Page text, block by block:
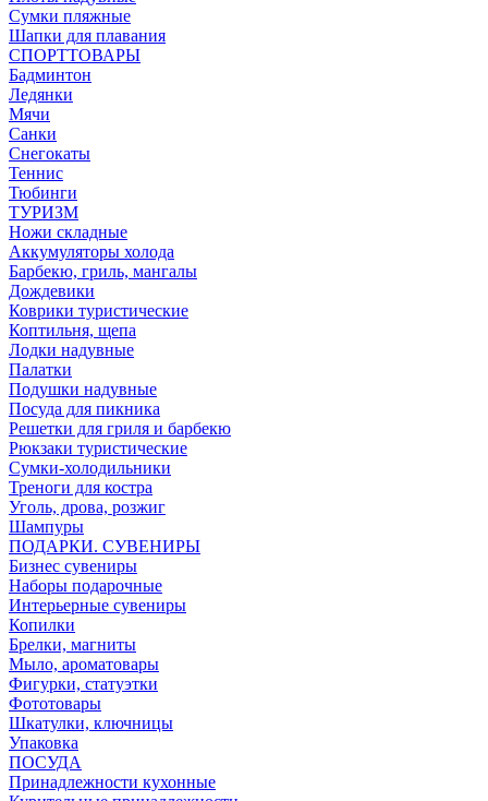
Сумки пляжные
Шапки для плавания
СПОРТТОВАРЫ
Бадминтон
Ледянки
Мячи
Санки
Снегокаты
Теннис
Тюбинги
ТУРИЗМ
Ножи складные
Аккумуляторы холода
Барбекю, гриль, мангалы
Дождевики
Коврики туристические
Коптильня, щепа
Лодки надувные
Палатки
Подушки надувные
Посуда для пикника
Решетки для гриля и барбекю
Рюкзаки туристические
Сумки-холодильники
Треноги для костра
Уголь, дрова, розжиг
Шампуры
ПОДАРКИ. СУВЕНИРЫ
Бизнес сувениры
Наборы подарочные
Интерьерные сувениры
Копилки
Брелки, магниты
Мыло, ароматовары
Фигурки, статуэтки
Фототовары
Шкатулки, ключницы
Упаковка
ПОСУДА
Принадлежности кухонные